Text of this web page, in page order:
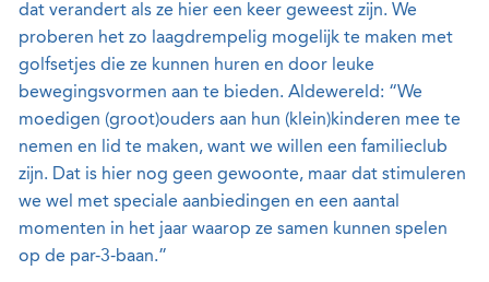
dat verandert als ze hier een keer geweest zijn. We
proberen het zo laagdrempelig mogelijk te maken met
golfsetjes die ze kunnen huren en door leuke
bewegingsvormen aan te bieden. Aldewereld: “We
moedigen (groot)ouders aan hun (klein)kinderen mee te
nemen en lid te maken, want we willen een familieclub
zijn. Dat is hier nog geen gewoonte, maar dat stimuleren
we wel met speciale aanbiedingen en een aantal
momenten in het jaar waarop ze samen kunnen spelen
op de par-3-baan.”